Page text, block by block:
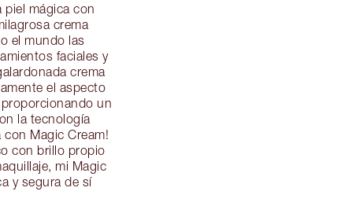
piel mágica con
crema
el mundo las
faciales y
crema
el aspecto
un
la tecnología
con Magic Cream!
con brillo propio
mi Magic
y segura de sí